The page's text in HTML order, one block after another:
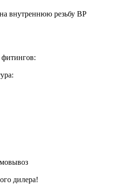
внутреннюю резьбу ВР
фитингов:
дилера!